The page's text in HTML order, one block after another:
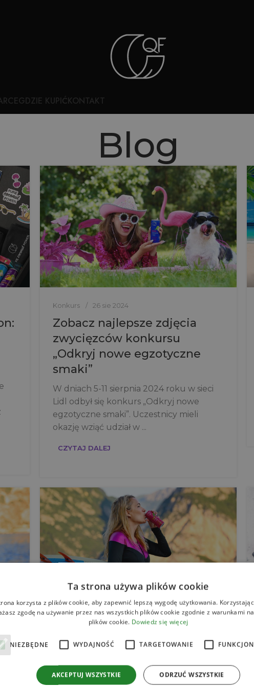
GDZIE KUPIĆKONTAKT
Blog
Konkurs 26 sie 2024
Zobacz najlepsze zdjęcia
zwycięzców konkursu
„Odkryj nowe egzotyczne
smaki”
W dniach 5-11 sierpnia 2024 roku w sieci
Lidl odbył się konkurs „Odkryj nowe
egzotyczne smaki”. Uczestnicy mieli
okazję wziąć udział w ...
CZYTAJ DALEJ
Dietetyk radzi
7 korzyści zdrowotnych
kokosowej
Ta strona używa plików cookie
korzysta z plików cookie, aby zapewnić lepszą wygodę użytkowania.
zgodę na używanie przez nas wszystkich plików cookie zgodnie z warunkami
plików cookie. Dowiedz się więcej
NIEZBĘDNE WYDAJNOŚĆ TARGETOWANIE
AKCEPTUJ WSZYSTKIE ODRZUĆ WSZYSTKIE